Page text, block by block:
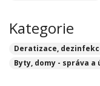
Kategorie
Deratizace,
Byty, domy - správa a